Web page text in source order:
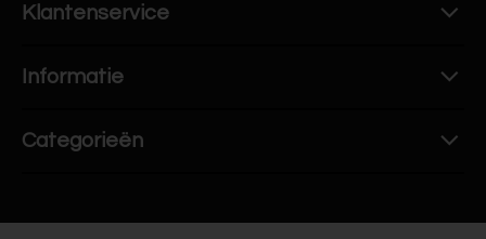
Klantenservice
Informatie
Categorieën